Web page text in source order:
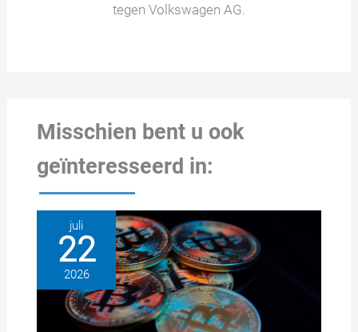
tegen Volkswagen AG.
Misschien bent u ook
geïnteresseerd in:
juli
22
2026